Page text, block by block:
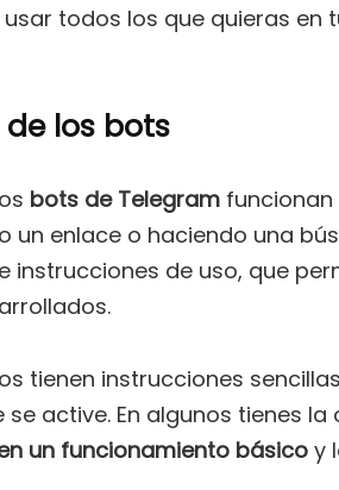
todos los que quieras en
los bots
bots de Telegram
un enlace o haciendo una
instrucciones de uso, que
tienen instrucciones
active. En algunos tienes
un funcionamiento básicoy